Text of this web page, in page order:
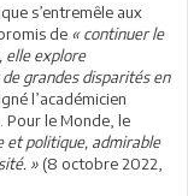
s’entremêle aux
de « continuer le
elle explore
grandes disparités en
l’académicien
Pour le Monde, le
politique, admirable
» (8 octobre 2022,